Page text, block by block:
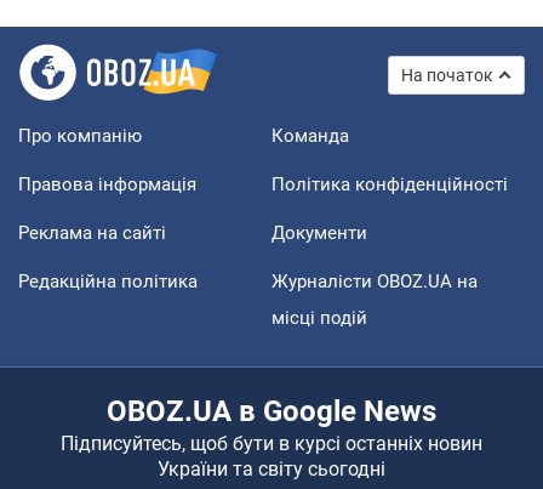
На початок
Про компанію Команда
Правова інформація Політика конфіденційності
Реклама на сайті Документи
Редакційна політика
Журналісти OBOZ.UA на
місці подій
OBOZ.UA в Google News
Підписуйтесь, щоб бути в курсі останніх новин
України та світу сьогодні